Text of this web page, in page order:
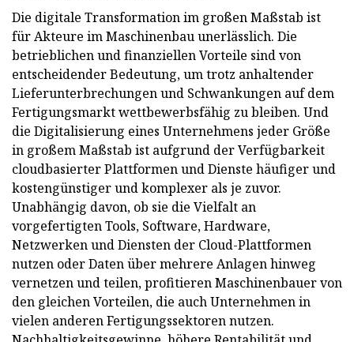
Die digitale Transformation im großen Maßstab ist
für Akteure im Maschinenbau unerlässlich. Die
betrieblichen und finanziellen Vorteile sind von
entscheidender Bedeutung, um trotz anhaltender
Lieferunterbrechungen und Schwankungen auf dem
Fertigungsmarkt wettbewerbsfähig zu bleiben. Und
die Digitalisierung eines Unternehmens jeder Größe
in großem Maßstab ist aufgrund der Verfügbarkeit
cloudbasierter Plattformen und Dienste häufiger und
kostengünstiger und komplexer als je zuvor.
Unabhängig davon, ob sie die Vielfalt an
vorgefertigten Tools, Software, Hardware,
Netzwerken und Diensten der Cloud-Plattformen
nutzen oder Daten über mehrere Anlagen hinweg
vernetzen und teilen, profitieren Maschinenbauer von
den gleichen Vorteilen, die auch Unternehmen in
vielen anderen Fertigungssektoren nutzen.